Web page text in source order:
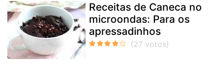
Receitas de Caneca no
microondas: Para os
apressadinhos